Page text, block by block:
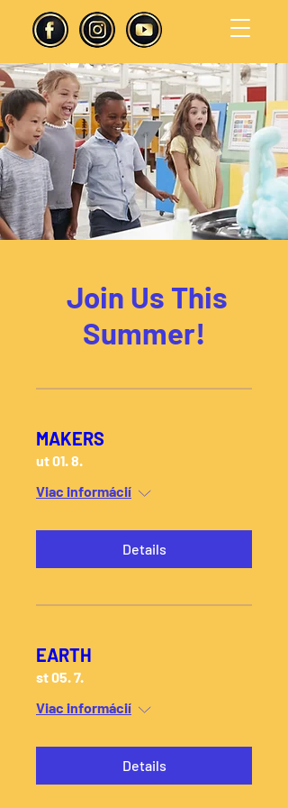
Join Us This
Summer!
MAKERS
ut 01. 8.
Viac informácií
Details
EARTH
st 05. 7.
Viac informácií
Details